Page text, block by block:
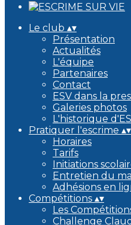
Le club ▴▾
Présentation
Actualités
L'équipe
Partenaires
Contact
ESV dans la
Galeries photos
L'historique
Pratiquer l'escrime ▴▾
Horaires
Tarifs
Initiations
Entretien du
Adhésions en
Compétitions ▴▾
Les
Challenge